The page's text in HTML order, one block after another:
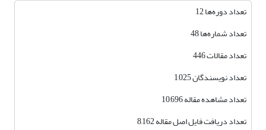
تعداد دوره‌ها 12
تعداد شماره‌ها 48
تعداد مقالات 446
تعداد نویسندگان 1,025
تعداد مشاهده مقاله 10,696
تعداد دریافت فایل اصل مقاله 8,162